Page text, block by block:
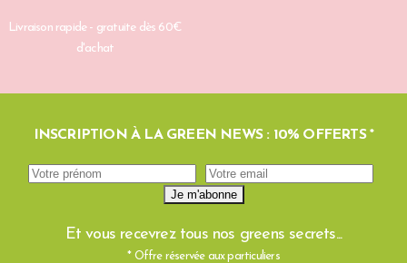
Livraison rapide - gratuite dès 60€
d'achat
INSCRIPTION À LA GREEN NEWS : 10% OFFERTS *
Et vous recevrez tous nos greens secrets...
* Offre réservée aux particuliers